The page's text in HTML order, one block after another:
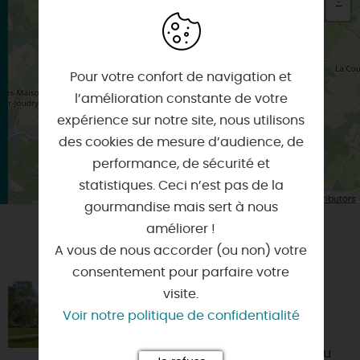
Itinéraire vers
OpenStreetMap contributors
VOUS AIMEREZ AUSSI
LA MAISON DU PONT DE BOIS
45260 - CHATENOY
Maison de charme à 400 mètres du
Pour votre confort de navigation et
l’amélioration constante de votre
expérience sur notre site, nous utilisons
des cookies de mesure d’audience, de
performance, de sécurité et
statistiques. Ceci n’est pas de la
gourmandise mais sert à nous
améliorer !
A vous de nous accorder (ou non) votre
consentement pour parfaire votre
visite.
Voir notre politique de confidentialité